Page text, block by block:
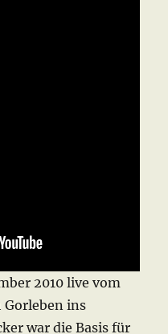
2010 live vom
ins
war die Basis für